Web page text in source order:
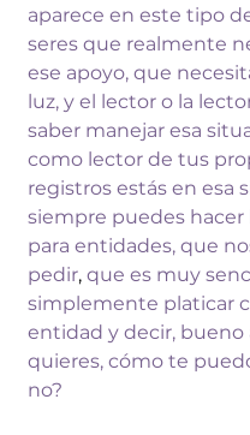
aparece en este tipo
seres que realmente
ese apoyo, que
luz, y el lector o la
saber manejar esa
como lector de tus
registros estás en esa
siempre puedes hacer
para entidades, que
pedir, que es muy
simplemente platicar
entidad y decir, bueno
quieres, cómo te
no?